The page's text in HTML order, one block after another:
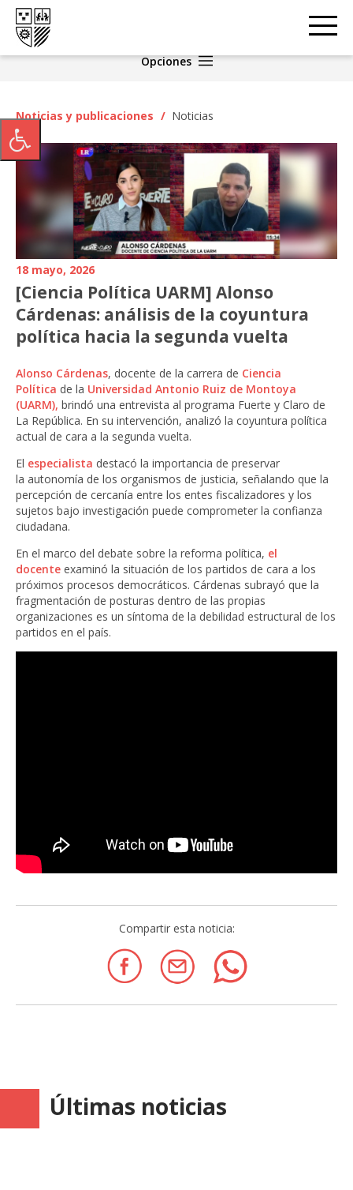
Opciones
Noticias y publicaciones / Noticias
18 mayo, 2026
[Ciencia Política UARM] Alonso
Cárdenas: análisis de la coyuntura
política hacia la segunda vuelta
Alonso Cárdenas, docente de la carrera de Ciencia
Política de la Universidad Antonio Ruiz de Montoya
(UARM), brindó una entrevista al programa Fuerte y Claro de
La República. En su intervención, analizó la coyuntura política
actual de cara a la segunda vuelta.
El especialista destacó la importancia de preservar
la autonomía de los organismos de justicia, señalando que la
percepción de cercanía entre los entes fiscalizadores y los
sujetos bajo investigación puede comprometer la confianza
ciudadana.
En el marco del debate sobre la reforma política, el
docente examinó la situación de los partidos de cara a los
próximos procesos democráticos. Cárdenas subrayó que la
fragmentación de posturas dentro de las propias
organizaciones es un síntoma de la debilidad estructural de los
partidos en el país.
Compartir esta noticia:
Últimas noticias